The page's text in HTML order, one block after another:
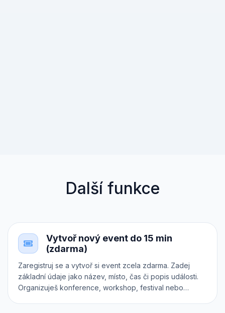
Další funkce
Vytvoř nový event do 15 min
(zdarma)
Zaregistruj se a vytvoř si event zcela zdarma. Zadej
základní údaje jako název, místo, čas či popis události.
Organizuješ konference, workshop, festival nebo